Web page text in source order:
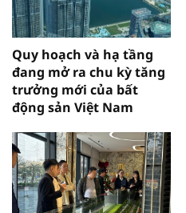
Quy hoạch và hạ tầng
đang mở ra chu kỳ tăng
trưởng mới của bất
động sản Việt Nam